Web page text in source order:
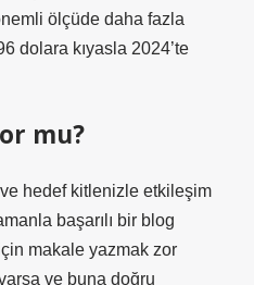
ölçüde daha fazla
dolara kıyasla 2024’te
mu?
hedef kitlenizle etkileşim
başarılı bir blog
makale yazmak zor
ve buna doğru